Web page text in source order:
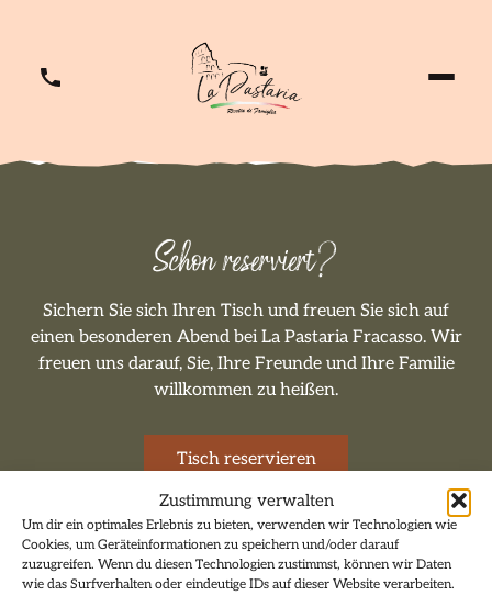
Zustimmung verwalten
Um dir ein optimales Erlebnis zu bieten, verwenden wir Technologien wie
Cookies, um Geräteinformationen zu speichern und/oder darauf
zuzugreifen. Wenn du diesen Technologien zustimmst, können wir Daten
wie das Surfverhalten oder eindeutige IDs auf dieser Website verarbeiten.
Schon reserviert?
Sichern Sie sich Ihren Tisch und freuen Sie sich auf
einen besonderen Abend bei La Pastaria Fracasso. Wir
freuen uns darauf, Sie, Ihre Freunde und Ihre Familie
willkommen zu heißen.
Tisch reservieren